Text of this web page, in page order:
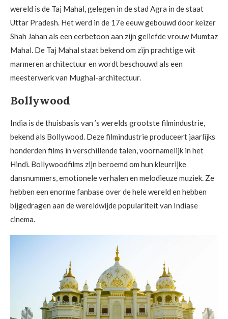
wereld is de Taj Mahal, gelegen in de stad Agra in de staat
Uttar Pradesh. Het werd in de 17e eeuw gebouwd door keizer
Shah Jahan als een eerbetoon aan zijn geliefde vrouw Mumtaz
Mahal. De Taj Mahal staat bekend om zijn prachtige wit
marmeren architectuur en wordt beschouwd als een
meesterwerk van Mughal-architectuur.
Bollywood
India is de thuisbasis van ’s werelds grootste filmindustrie,
bekend als Bollywood. Deze filmindustrie produceert jaarlijks
honderden films in verschillende talen, voornamelijk in het
Hindi. Bollywoodfilms zijn beroemd om hun kleurrijke
dansnummers, emotionele verhalen en melodieuze muziek. Ze
hebben een enorme fanbase over de hele wereld en hebben
bijgedragen aan de wereldwijde populariteit van Indiase
cinema.